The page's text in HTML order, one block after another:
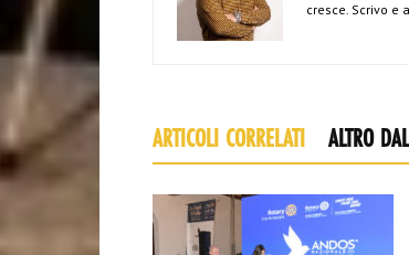
cresce. Scrivo e
ARTICOLI CORRELATI ALTRO